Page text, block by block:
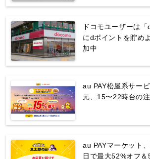
ドコモユーザーは
にdポイントを貯め
加中
au PAY松屋系サー
元、15〜22時台の
au PAYマーケット
日で最大52%オフ＆